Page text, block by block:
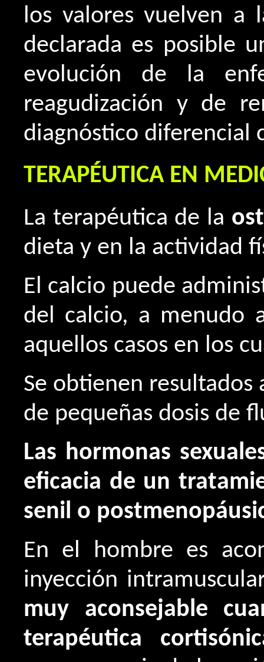
los valores vuelven a
declarada es posible
evolución de la
reagudización y de
diagnóstico diferencial
TERAPÉUTICA EN
La terapéutica de la
dieta y en la actividad
El calcio puede
del calcio, a menudo
aquellos casos en los
Se obtienen
de pequeñas dosis de
Las hormonas
eficacia de un
senil o
En el hombre es
inyección
muy aconsejable
terapéutica